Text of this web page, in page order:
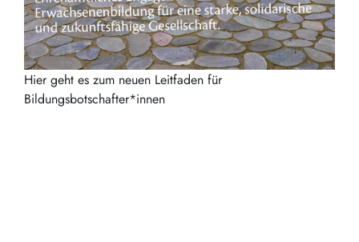
Hier geht es zum neuen Leitfaden für
Bildungsbotschafter*innen